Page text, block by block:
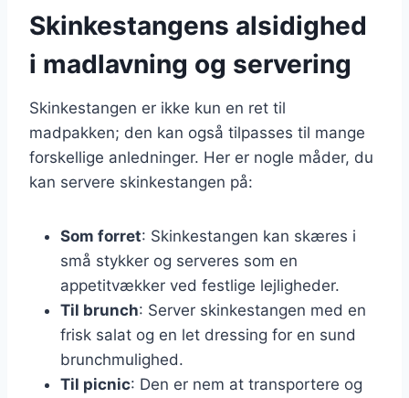
Skinkestangens alsidighed
i madlavning og servering
Skinkestangen er ikke kun en ret til
madpakken; den kan også tilpasses til mange
forskellige anledninger. Her er nogle måder, du
kan servere skinkestangen på:
Som forret: Skinkestangen kan skæres i
små stykker og serveres som en
appetitvækker ved festlige lejligheder.
Til brunch: Server skinkestangen med en
frisk salat og en let dressing for en sund
brunchmulighed.
Til picnic: Den er nem at transportere og